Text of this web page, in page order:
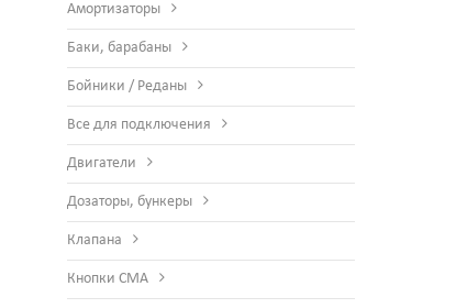
Амортизаторы
Баки, барабаны
Бойники / Реданы
Все для подключения
Двигатели
Дозаторы, бункеры
Клапана
Кнопки СМА